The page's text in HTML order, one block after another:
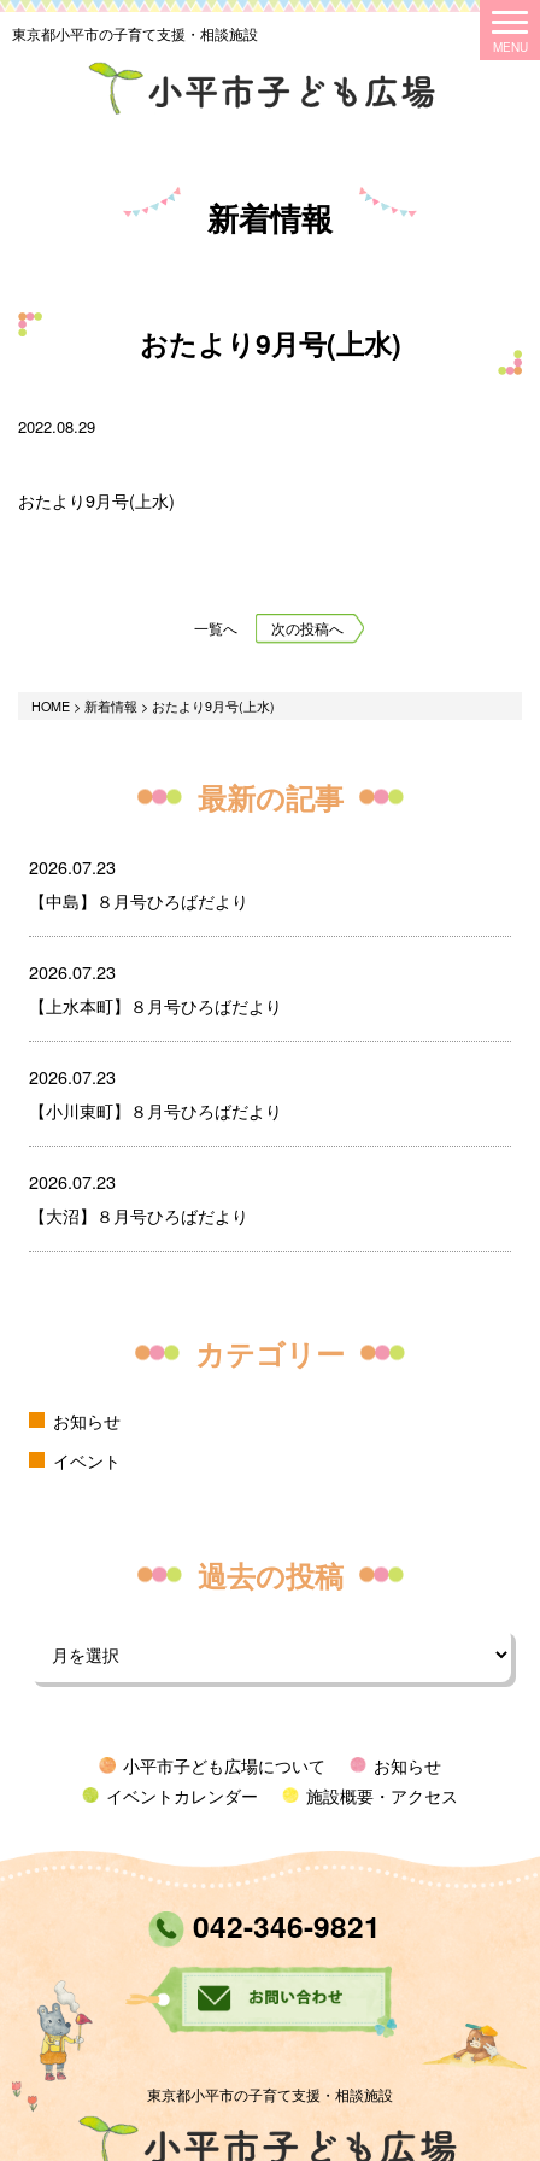
東京都小平市の子育て支援・相談施設
新着情報
おたより9月号(上水)
2022.08.29
おたより9月号(上水)
一覧へ 次の投稿へ
HOME> 新着情報 > おたより9月号(上水)
最新の記事
2026.07.23
【中島】８月号ひろばだより
2026.07.23
【上水本町】８月号ひろばだより
2026.07.23
【小川東町】８月号ひろばだより
2026.07.23
【大沼】８月号ひろばだより
カテゴリー
お知らせ
イベント
過去の投稿
小平市子ども広場について
お知らせ
イベントカレンダー
施設概要・アクセス
042-346-9821
東京都小平市の子育て支援・相談施設